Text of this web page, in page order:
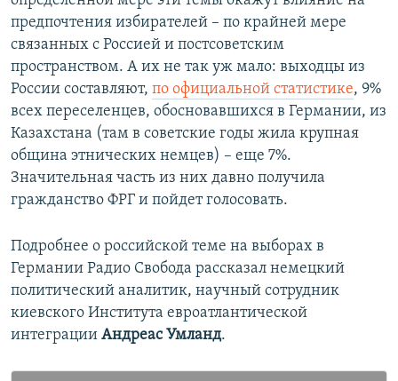
предпочтения избирателей – по крайней мере
связанных с Россией и постсоветским
пространством. А их не так уж мало: выходцы из
России составляют, по официальной статистике, 9%
всех переселенцев, обосновавшихся в Германии, из
Казахстана (там в советские годы жила крупная
община этнических немцев) – еще 7%.
Значительная часть из них давно получила
гражданство ФРГ и пойдет голосовать.
Подробнее о российской теме на выборах в
Германии Радио Свобода рассказал немецкий
политический аналитик, научный сотрудник
киевского Института евроатлантической
интеграции Андреас Умланд.